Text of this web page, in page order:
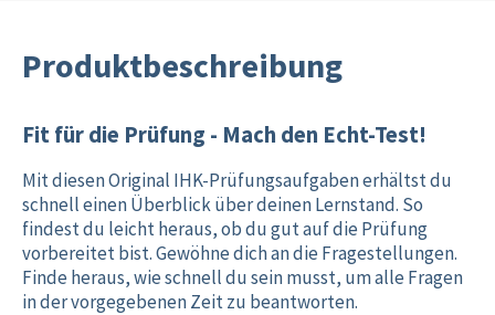
Produktbeschreibung
Fit für die Prüfung - Mach den Echt-Test!
Mit diesen Original IHK-Prüfungsaufgaben erhältst du
schnell einen Überblick über deinen Lernstand. So
findest du leicht heraus, ob du gut auf die Prüfung
vorbereitet bist. Gewöhne dich an die Fragestellungen.
Finde heraus, wie schnell du sein musst, um alle Fragen
in der vorgegebenen Zeit zu beantworten.